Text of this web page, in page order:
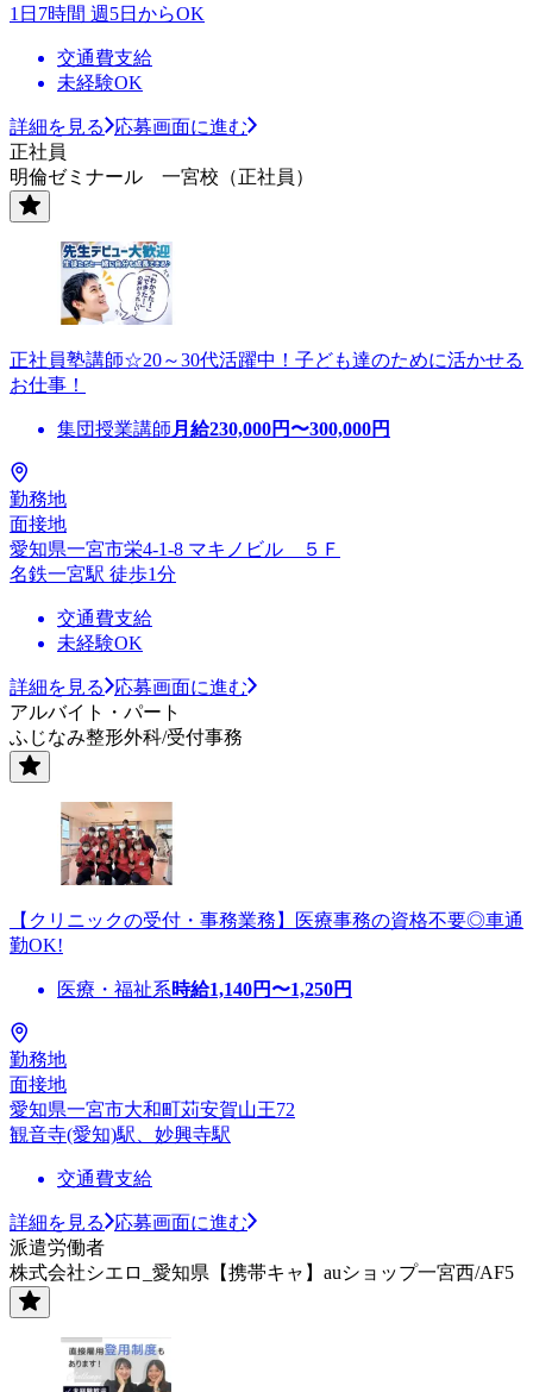
1日7時間 週5日からOK
交通費支給
未経験OK
詳細を見る
応募画面に進む
正社員
明倫ゼミナール 一宮校（正社員）
正社員塾講師☆20～30代活躍中！子ども達のために活かせる
お仕事！
集団授業講師 月給230,000円〜300,000円
勤務地
面接地
愛知県一宮市栄4-1-8 マキノビル ５Ｆ
名鉄一宮駅 徒歩1分
交通費支給
未経験OK
詳細を見る
応募画面に進む
アルバイト・パート
ふじなみ整形外科/受付事務
【クリニックの受付・事務業務】医療事務の資格不要◎車通
勤OK!
医療・福祉系時給1,140円〜1,250円
勤務地
面接地
愛知県一宮市大和町苅安賀山王72
観音寺(愛知)駅、妙興寺駅
交通費支給
詳細を見る
応募画面に進む
派遣労働者
株式会社シエロ_愛知県【携帯キャ】auショップ一宮西/AF5